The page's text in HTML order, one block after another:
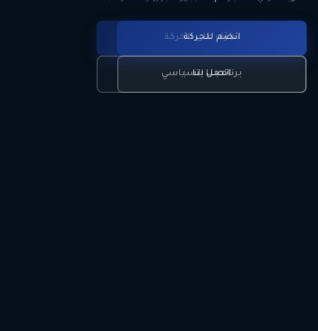
تعرّف على الحركة
برنامجنا السياسي
انضم للحركة
اتصل بنا